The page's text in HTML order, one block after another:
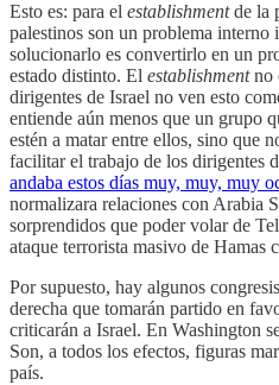
Esto es: para el establishmentde la
palestinos son un problema interno
solucionarlo es convertirlo en un
estado distinto. El establishmentno
dirigentes de Israel no ven esto
entiende aún menos que un grupo
estén a matar entre ellos, sino que
facilitar el trabajo de los dirigentes
andaba estos días muy, muy, muy
normalizara relaciones con Arabia
sorprendidos que poder volar de
ataque terrorista masivo de Hamas
Por supuesto, hay algunos
derecha que tomarán partido en
criticarán a Israel. En Washington
Son, a todos los efectos, figuras
país.